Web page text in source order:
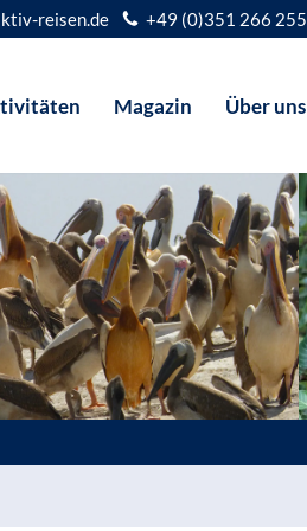
reisen.de +49 (0)351 266 255
Magazin Über uns